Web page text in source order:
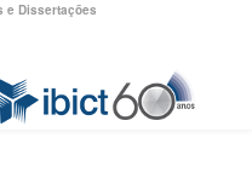
e Dissertações